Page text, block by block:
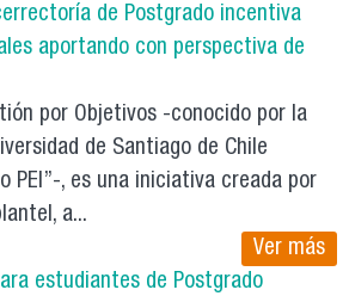
de Postgrado incentiva
aportando con perspectiva de
por Objetivos -conocido por la
de Santiago de Chile
PEI”-, es una iniciativa creada por
a...
Ver más
estudiantes de Postgrado